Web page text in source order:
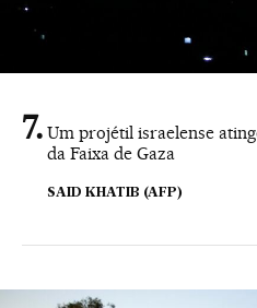
Um projétil israelense
da Faixa de Gaza
SAID KHATIB (AFP)